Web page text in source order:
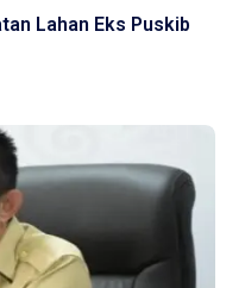
Lahan Eks Puskib